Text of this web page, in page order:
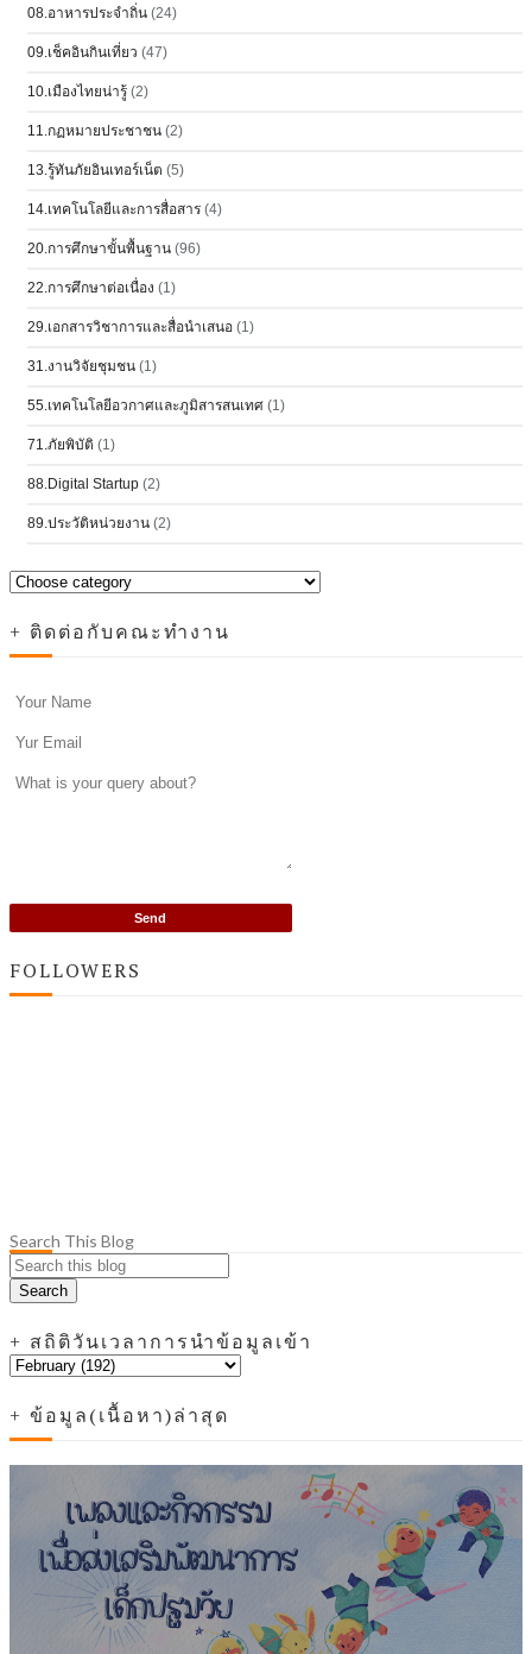
08.อาหารประจำถิ่น (24)
09.เช็คอินกินเที่ยว (47)
10.เมืองไทยน่ารู้ (2)
11.กฏหมายประชาชน (2)
13.รู้ทันภัยอินเทอร์เน็ต (5)
14.เทคโนโลยีและการสื่อสาร (4)
20.การศึกษาขั้นพื้นฐาน (96)
22.การศึกษาต่อเนื่อง (1)
29.เอกสารวิชาการและสื่อนำเสนอ (1)
31.งานวิจัยชุมชน (1)
55.เทคโนโลยีอวกาศและภูมิสารสนเทศ (1)
71.ภัยพิบัติ (1)
88.Digital Startup (2)
89.ประวัติหน่วยงาน (2)
+ ติดต่อกับคณะทำงาน
FOLLOWERS
Search This Blog
+ สถิติวันเวลาการนำข้อมูลเข้า
+ ข้อมูล(เนื้อหา)ล่าสุด